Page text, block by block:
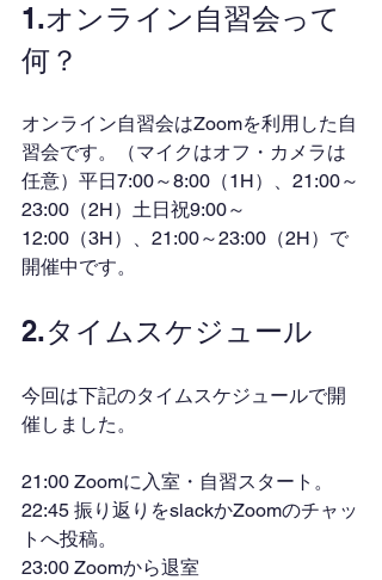
1.オンライン自習会って
何？
オンライン自習会はZoomを利用した自
習会です。（マイクはオフ・カメラは
任意）平日7:00～8:00（1H）、21:00～
23:00（2H）土日祝9:00～
12:00（3H）、21:00～23:00（2H）で
開催中です。
2.タイムスケジュール
今回は下記のタイムスケジュールで開
催しました。
21:00 Zoomに入室・自習スタート。
22:45 振り返りをslackかZoomのチャッ
トへ投稿。
23:00 Zoomから退室